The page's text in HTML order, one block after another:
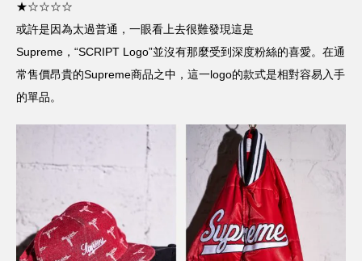
★☆☆☆☆
或許是因為太過普通，一眼看上去很難發現這是
Supreme，“SCRIPT Logo”並沒有那麼受到深度粉絲的喜愛。在通
常售價昂貴的Supreme商品之中，這一logo的款式是相對容易入手
的單品。